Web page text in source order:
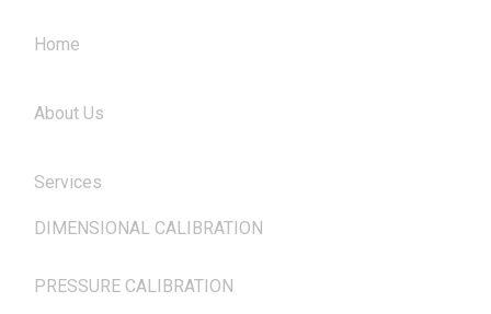
Home
About Us
Services
DIMENSIONAL CALIBRATION
PRESSURE CALIBRATION